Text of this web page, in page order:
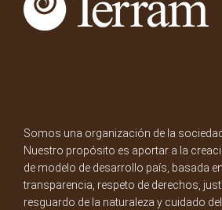
Somos una organización de la
Nuestro propósito es aportar a la
de modelo de desarrollo país, basada
transparencia, respeto de derechos,
resguardo de la naturaleza y cuidado